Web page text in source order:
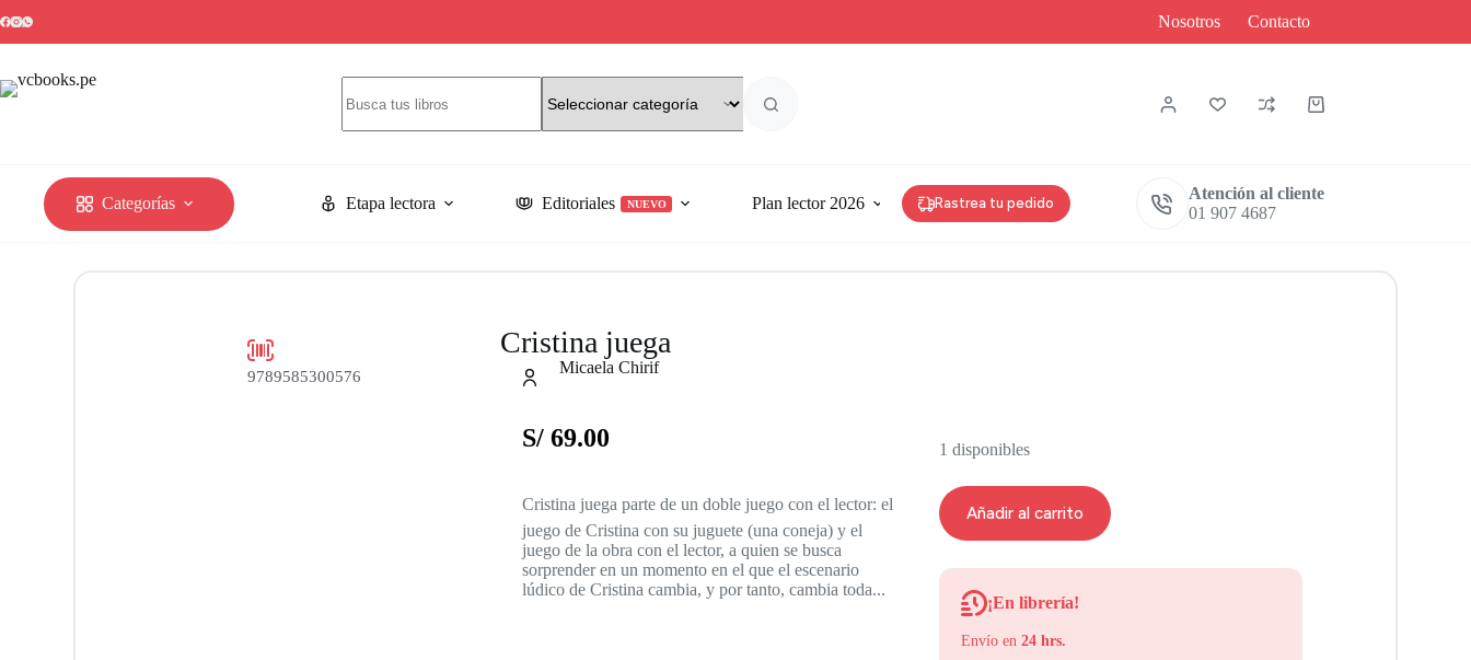
Nosotros Contacto
Categorías Etapa lectora Editoriales NUEVO Plan lector 2026 Rastrea tu pedido
Atención al cliente
01 907 4687
9789585300576
Cristina juega
Micaela Chirif
S/69.00
Cristina juega parte de un doble juego con el lector: el
juego de Cristina con su juguete (una coneja) y el
juego de la obra con el lector, a quien se busca
sorprender en un momento en el que el escenario
lúdico de Cristina cambia, y por tanto, cambia toda...
1 disponibles
Añadir al carrito
¡En librería!
Envío en 24 hrs.